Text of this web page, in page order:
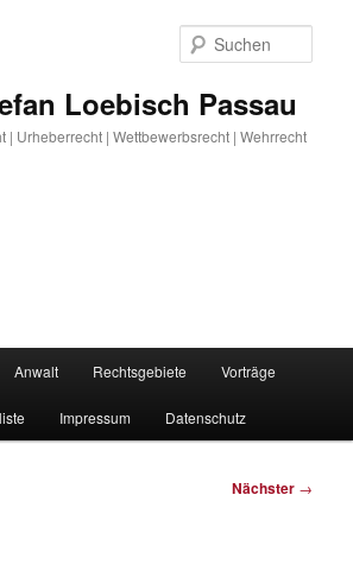
Loebisch Passau
| Urheberrecht | Wettbewerbsrecht | Wehrrecht
Anwalt Rechtsgebiete Vorträge
Impressum Datenschutz
Nächster →